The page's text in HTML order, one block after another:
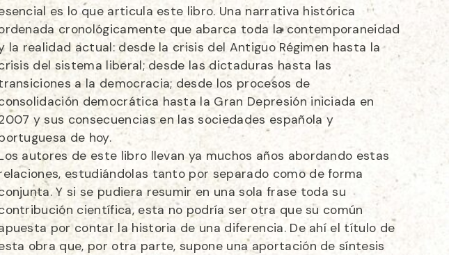
es lo que articula este libro. Una narrativa histórica
cronológicamente que abarca toda la contemporaneidad
la realidad actual: desde la crisis del Antiguo Régimen hasta la
del sistema liberal; desde las dictaduras hasta las
a la democracia; desde los procesos de
democrática hasta la Gran Depresión iniciada en
y sus consecuencias en las sociedades española y
de hoy.
autores de este libro llevan ya muchos años abordando estas
estudiándolas tanto por separado como de forma
Y si se pudiera resumir en una sola frase toda su
científica, esta no podría ser otra que su común
por contar la historia de una diferencia. De ahí el título de
obra que, por otra parte, supone una aportación de síntesis